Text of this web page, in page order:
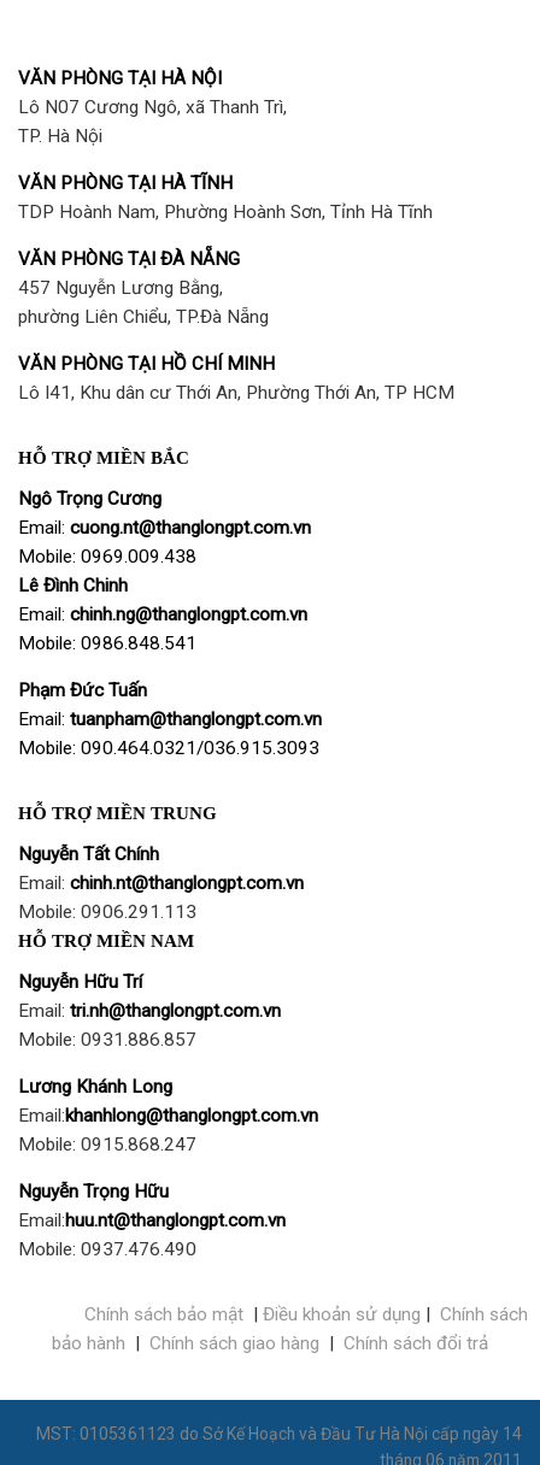
VĂN PHÒNG TẠI HÀ NỘI
Lô N07 Cương Ngô, xã Thanh Trì,
TP. Hà Nội
VĂN PHÒNG TẠI HÀ TĨNH
TDP Hoành Nam, Phường Hoành Sơn, Tỉnh Hà Tĩnh
VĂN PHÒNG TẠI ĐÀ NẴNG
457 Nguyễn Lương Bằng,
phường Liên Chiểu, TP.Đà Nẵng
VĂN PHÒNG TẠI HỒ CHÍ MINH
Lô I41, Khu dân cư Thới An, Phường Thới An, TP HCM
HỖ TRỢ MIỀN BẮC
Ngô Trọng Cương
Email: cuong.nt@thanglongpt.com.vn
Mobile: 0969.009.438
Lê Đình Chinh
Email: chinh.ng@thanglongpt.com.vn
Mobile: 0986.848.541
Phạm Đức Tuấn
Email: tuanpham@thanglongpt.com.vn
Mobile: 090.464.0321/036.915.3093
HỖ TRỢ MIỀN TRUNG
Nguyễn Tất Chính
Email: chinh.nt@thanglongpt.com.vn
Mobile: 0906.291.113
HỖ TRỢ MIỀN NAM
Nguyễn Hữu Trí
Email: tri.nh@thanglongpt.com.vn
Mobile: 0931.886.857
Lương Khánh Long
Email:khanhlong@thanglongpt.com.vn
Mobile: 0915.868.247
Nguyễn Trọng Hữu
Email:huu.nt@thanglongpt.com.vn
Mobile: 0937.476.490
Chính sách bảo mật | Điều khoản sử dụng | Chính sách
bảo hành | Chính sách giao hàng | Chính sách đổi trả
MST: 0105361123 do Sở Kế Hoạch và Đầu Tư Hà Nội cấp ngày 14
tháng 06 năm 2011